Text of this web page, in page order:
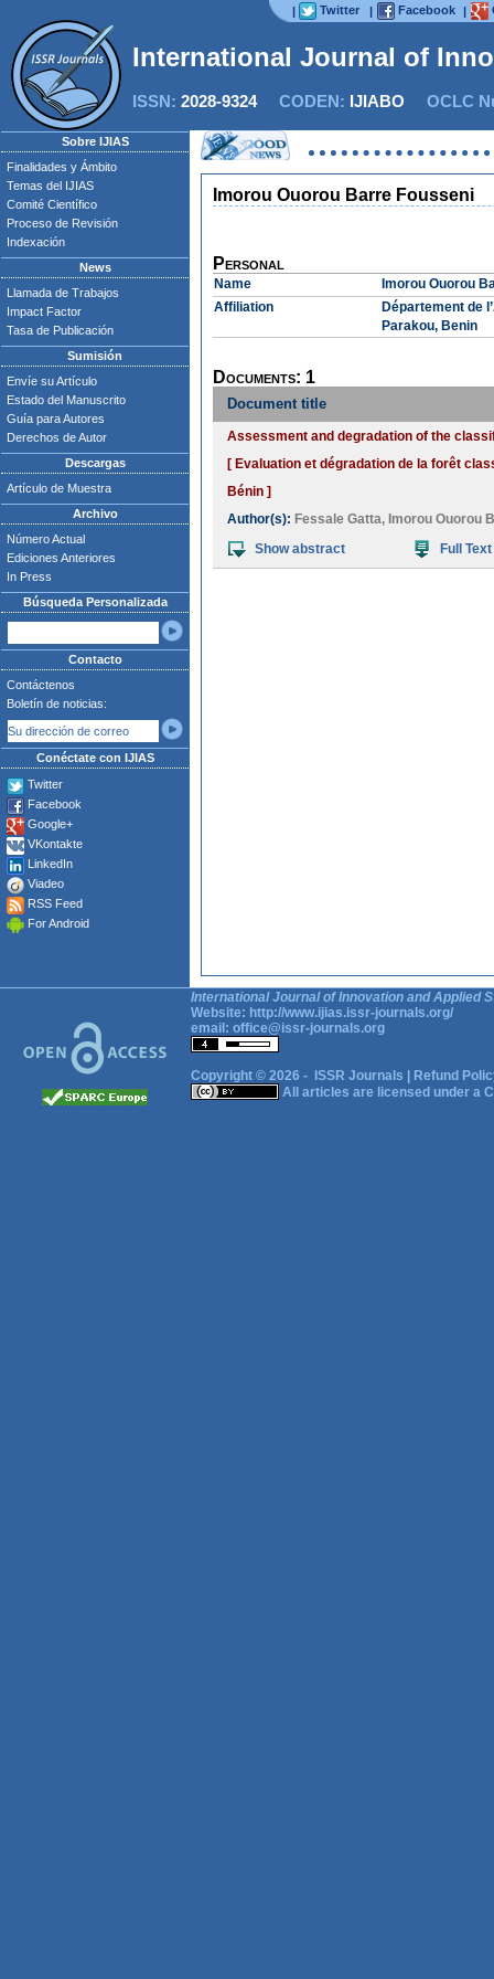
| Twitter | Facebook |
International Journal of
ISSN: 2028-9324CODEN: IJIABO OCLC
Sobre IJIAS
Finalidades y Ámbito
Temas del IJIAS
Comité Científico
Proceso de Revisión
Indexación
News
Llamada de Trabajos
Impact Factor
Tasa de Publicación
Sumisión
Envíe su Artículo
Estado del Manuscrito
Guía para Autores
Derechos de Autor
Descargas
Artículo de Muestra
Archivo
Número Actual
Ediciones Anteriores
In Press
Búsqueda Personalizada
Contacto
Contáctenos
Boletín de noticias:
Conéctate con IJIAS
Twitter
Facebook
Google+
VKontakte
LinkedIn
Viadeo
RSS Feed
For Android
Imorou Ouorou Barre Fousseni
Personal
Name
Imorou Ouorou
Affiliation
Département de
Parakou, Benin
Documents: 1
Document title
Assessment and degradation of the
[ Evaluation et dégradation de la forêt
Bénin ]
Author(s): Fessale Gatta, Imorou Ouorou
Show abstract
Full Text
International Journal of Innovation and Applied
Website: http://www.ijias.issr-journals.org/
email: office@issr-journals.org
Copyright © 2026 - ISSR Journals
Refund
All articles are licensed under a